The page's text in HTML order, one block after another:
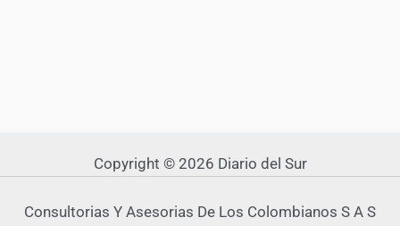
Copyright © 2026 Diario del Sur
Consultorias Y Asesorias De Los Colombianos S A S